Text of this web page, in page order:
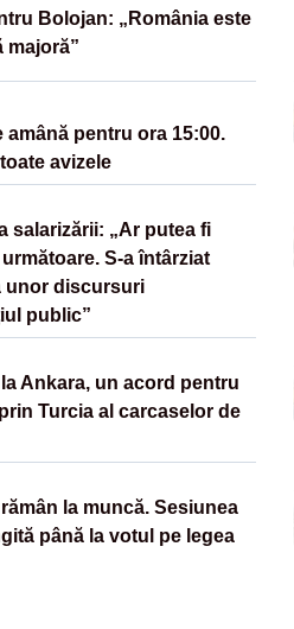
Bolojan: „România este
majoră”
pentru ora 15:00.
avizele
salarizării: „Ar putea fi
S-a întârziat
unor discursuri
public”
Ankara, un acord pentru
Turcia al carcaselor de
la muncă. Sesiunea
până la votul pe legea